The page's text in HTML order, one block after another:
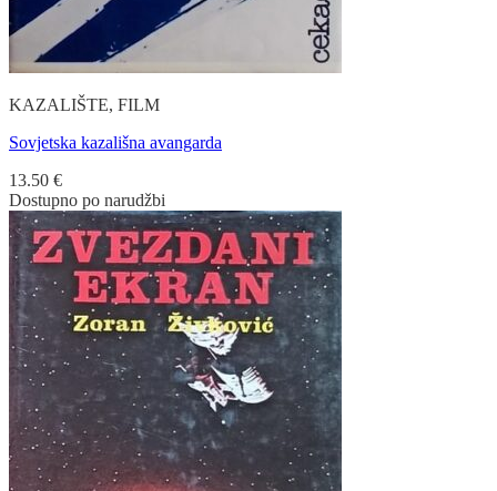
KAZALIŠTE, FILM
Sovjetska kazališna avangarda
13.50 €
Dostupno po narudžbi